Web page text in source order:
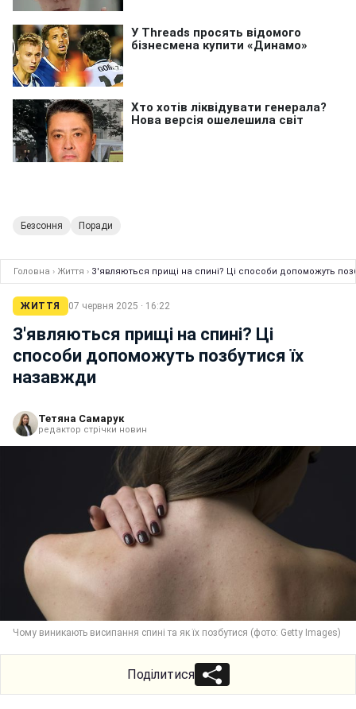
Безсоння Поради
Головна › Життя › З'являються прищі на спині? Ці способи допоможуть
ЖИТТЯ 07 червня 2025 · 16:22
З'являються прищі на спині? Ці
способи допоможуть позбутися їх
назавжди
Тетяна Самарук
редактор стрічки новин
Чому виникають висипання спині та як їх позбутися (фото: Getty Images)
Поділитися